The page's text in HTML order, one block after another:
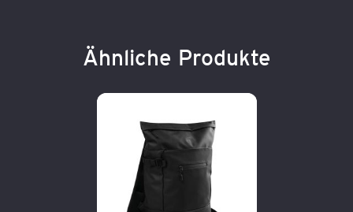
Ähnliche Produkte